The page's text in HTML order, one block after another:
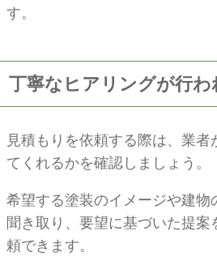
す。
丁寧なヒアリングが行わ
見積もりを依頼する際は、業者
てくれるかを確認しましょう。
希望する塗装のイメージや建物
聞き取り、要望に基づいた提
頼できます。